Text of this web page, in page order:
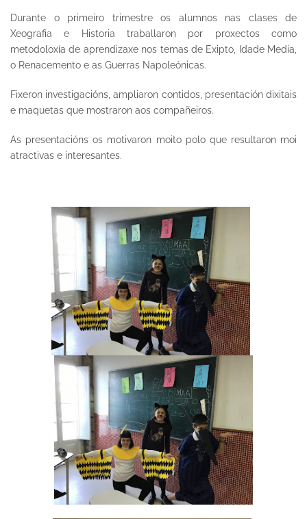
Durante o primeiro trimestre os alumnos nas clases de
Xeografia e Historia traballaron por proxectos como
metodoloxía de aprendizaxe nos temas de Exipto, Idade Media,
o Renacemento e as Guerras Napoleónicas.
Fixeron investigacións, ampliaron contidos, presentación dixitais
e maquetas que mostraron aos compañeiros.
As presentacións os motivaron moito polo que resultaron moi
atractivas e interesantes.